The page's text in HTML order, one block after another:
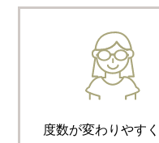
度数が変わりやす